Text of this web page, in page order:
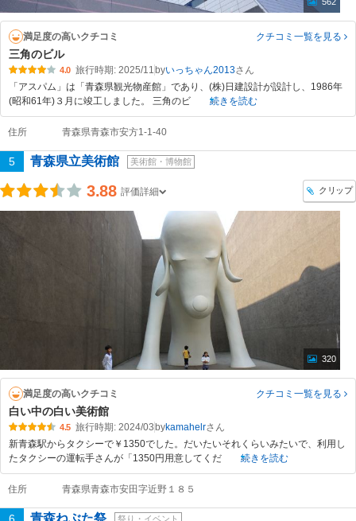
満足度の高いクチコミ クチコミ一覧を見る
三角のビル
4.0 旅行時期: 2025/11 byいっちゃん2013
「アスパム」は「青森県観光物産館」であり、(株)日建設計が設計し、1986年
(昭和61年)３月に竣工しました。 三角のビ
続きを読む
住所 青森県青森市安方1-1-40
5 青森県立美術館 美術館・博物館
3.88 評価詳細 クリップ
320
満足度の高いクチコミ クチコミ一覧を見る
白い中の白い美術館
4.5 旅行時期: 2024/03 bykamahelr
新青森駅からタクシーで￥1350でした。だいたいそれくらいみたいで、利用し
たタクシーの運転手さんが「1350円用意してくだ
続きを読む
住所 青森県青森市安田字近野１８５
青森ねぶた祭 祭り・イベント